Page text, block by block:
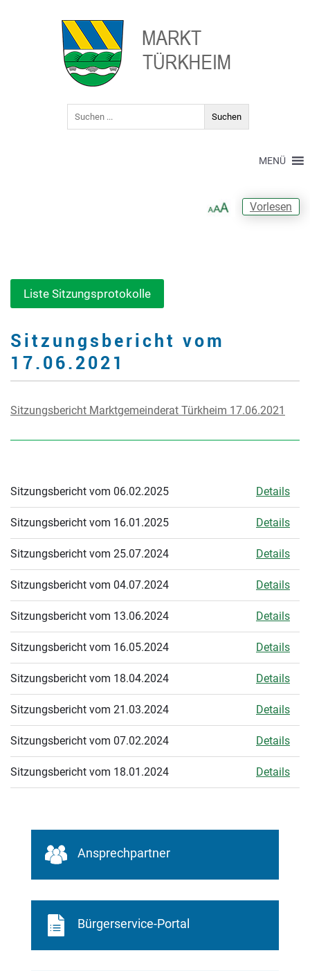
MENÜ
Vorlesen
Liste Sitzungsprotokolle
Sitzungsbericht vom
17.06.2021
Sitzungsbericht Marktgemeinderat Türkheim 17.06.2021
Sitzungsbericht vom 06.02.2025 Details
Sitzungsbericht vom 16.01.2025 Details
Sitzungsbericht vom 25.07.2024 Details
Sitzungsbericht vom 04.07.2024 Details
Sitzungsbericht vom 13.06.2024 Details
Sitzungsbericht vom 16.05.2024 Details
Sitzungsbericht vom 18.04.2024 Details
Sitzungsbericht vom 21.03.2024 Details
Sitzungsbericht vom 07.02.2024 Details
Sitzungsbericht vom 18.01.2024 Details
Ansprechpartner
Bürgerservice-Portal